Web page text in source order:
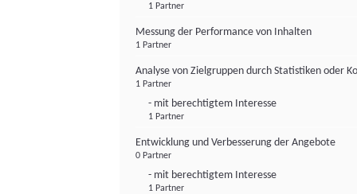
1 Partner
Messung der Performance von Inhalten
1 Partner
Analyse von Zielgruppen durch Statistiken oder
1 Partner
- mit berechtigtem Interesse
1 Partner
Entwicklung und Verbesserung der Angebote
0 Partner
- mit berechtigtem Interesse
1 Partner